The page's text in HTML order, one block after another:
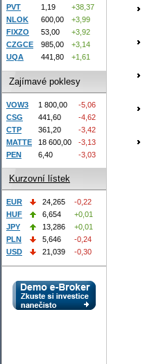
PVT 1,19
+38,37
NLOK
600,00
+3,99
FIXZO
53,00
+3,92
CZGCE
985,00
+3,14
UQA
441,80 +1,61
Zajímavé poklesy
VOW3 1 800,00
-5,06
CSG
441,60
-4,62
CTP
361,20
-3,42
MATTE
18 600,00
-3,13
PEN
6,40 -3,03
Kurzovní lístek
EUR 24,265
-0,22
HUF
6,654
+0,01
JPY
13,286
+0,01
PLN
5,646
-0,24
USD
21,039 -0,30